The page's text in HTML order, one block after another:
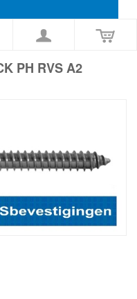
PH RVS A2